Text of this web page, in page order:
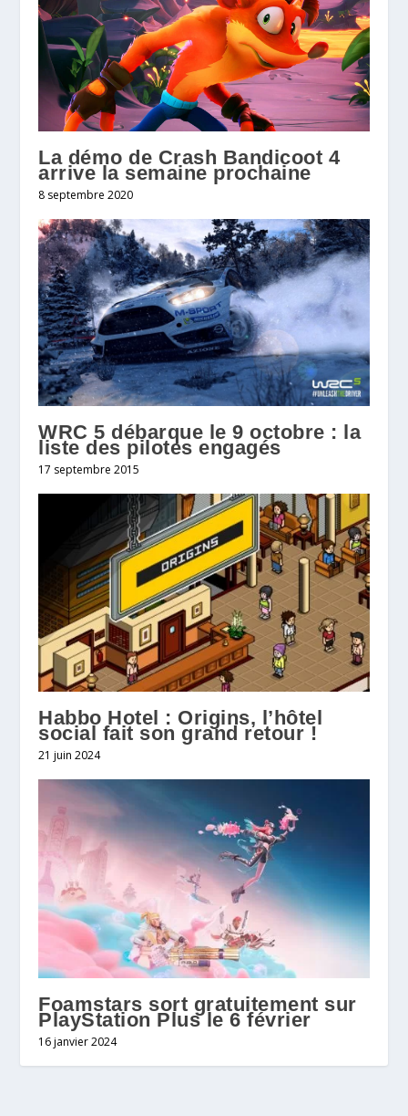
La démo de Crash Bandicoot 4
arrive la semaine prochaine
8 septembre 2020
WRC 5 débarque le 9 octobre : la
liste des pilotes engagés
17 septembre 2015
Habbo Hotel : Origins, l’hôtel
social fait son grand retour !
21 juin 2024
Foamstars sort gratuitement sur
PlayStation Plus le 6 février
16 janvier 2024